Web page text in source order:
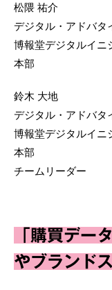
松隈 祐介
デジタル・アドバタ
博報堂デジタルイ
本部
鈴木 大地
デジタル・アドバタ
博報堂デジタルイ
本部
チームリーダー
「購買デー
やブランド